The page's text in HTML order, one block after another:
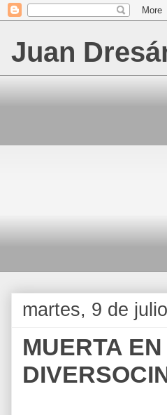
Juan
martes, 9 de
MUERTA